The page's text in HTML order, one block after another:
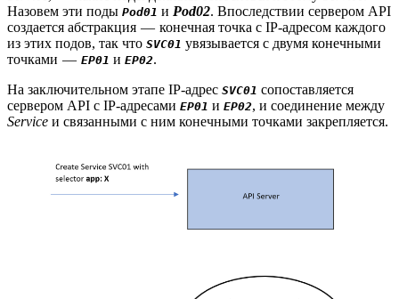
Назовем эти поды Pod01 и Pod02. Впоследствии сервером API
создается абстракция — конечная точка с IP-адресом каждого
из этих подов, так что SVC01 увязывается с двумя конечными
точками — EP01 и EP02.
На заключительном этапе IP-адрес SVC01 сопоставляется
сервером API с IP-адресами EP01 и EP02, и соединение между
Service и связанными с ним конечными точками закрепляется.